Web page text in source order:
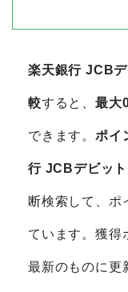
楽天銀行 JCB
較すると、最大
できます。 ポイ
行 JCBデビッ
断検索して、ポ
ています。獲得
最新のものに更